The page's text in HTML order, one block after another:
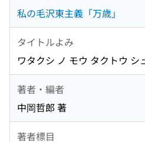
私の毛沢東主義「万歳」
タイトルよみ
ワタクシ ノ モウ タクトウ シ
著者・編者
中岡哲郎 著
著者標目